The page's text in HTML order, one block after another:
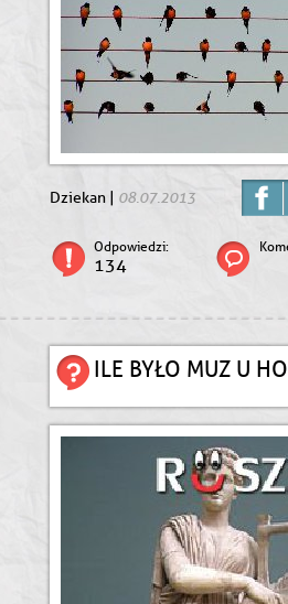
Dziekan | 08.07.2013
Odpowiedzi:
134
ILE BYŁO MUZ U